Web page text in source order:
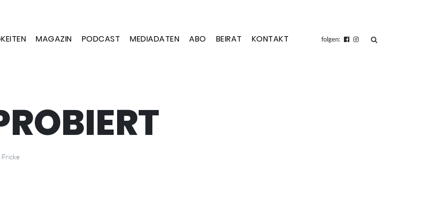
MAGAZIN PODCAST MEDIADATEN ABO BEIRAT KONTAKT folgen: suchen
Fricke